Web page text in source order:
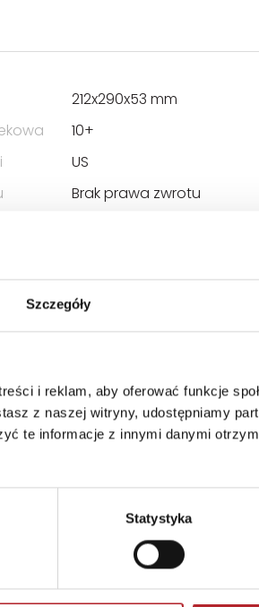
Szczegóły
i reklam, aby oferować funkcje
z naszej witryny, udostępniamy
te informacje z innymi danymi
Statystyka
212x290x53 mm
10+
US
Brak prawa zwrotu